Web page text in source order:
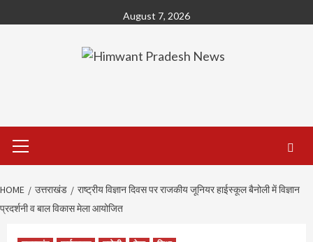
to
August 7, 2026
Menu
HOME उत्तराखंड
राष्ट्रीय विज्ञान दिवस पर राजकीय जूनियर हाईस्कूल बैनोली में विज्ञान
प्रदर्शनी व बाल विकास मेला आयोजित